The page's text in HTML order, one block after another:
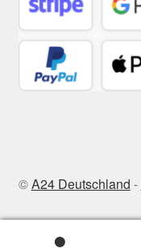
©A24 Deutschland -